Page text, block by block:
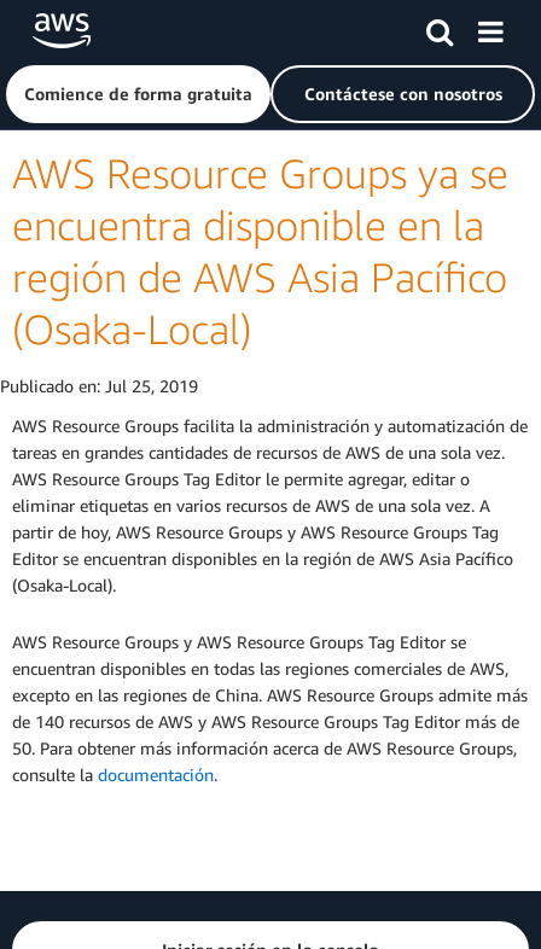
Saltar al contenido principal
Haga clic aquí para volver a la página de inicio de Amazon
Comience de forma gratuita Contáctese con nosotros
AWS Resource Groups ya se
encuentra disponible en la
región de AWS Asia Pacífico
(Osaka-Local)
Publicado en: Jul 25, 2019
AWS Resource Groups facilita la administración y automatización de
tareas en grandes cantidades de recursos de AWS de una sola vez.
AWS Resource Groups Tag Editor le permite agregar, editar o
eliminar etiquetas en varios recursos de AWS de una sola vez. A
partir de hoy, AWS Resource Groups y AWS Resource Groups Tag
Editor se encuentran disponibles en la región de AWS Asia Pacífico
(Osaka-Local).
AWS Resource Groups y AWS Resource Groups Tag Editor se
encuentran disponibles en todas las regiones comerciales de AWS,
excepto en las regiones de China. AWS Resource Groups admite más
de 140 recursos de AWS y AWS Resource Groups Tag Editor más de
50. Para obtener más información acerca de AWS Resource Groups,
consulte la documentación.